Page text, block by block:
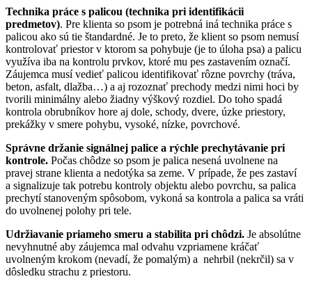
Technika práce s palicou (technika pri identifikácii
predmetov). Pre klienta so psom je potrebná iná technika práce s
palicou ako sú tie štandardné. Je to preto, že klient so psom nemusí
kontrolovať priestor v ktorom sa pohybuje (je to úloha psa) a palicu
využíva iba na kontrolu prvkov, ktoré mu pes zastavením označí.
Záujemca musí vedieť palicou identifikovať rôzne povrchy (tráva,
beton, asfalt, dlažba…) a aj rozoznať prechody medzi nimi hoci by
tvorili minimálny alebo žiadny výškový rozdiel. Do toho spadá
kontrola obrubníkov hore aj dole, schody, dvere, úzke priestory,
prekážky v smere pohybu, vysoké, nízke, povrchové.
Správne držanie signálnej palice a rýchle prechytávanie pri
kontrole. Počas chôdze so psom je palica nesená uvolnene na
pravej strane klienta a nedotýka sa zeme. V prípade, že pes zastaví
a signalizuje tak potrebu kontroly objektu alebo povrchu, sa palica
prechytí stanoveným spôsobom, vykoná sa kontrola a palica sa vráti
do uvolnenej polohy pri tele.
Udržiavanie priameho smeru a stabilita pri chôdzi. Je absolútne
nevyhnutné aby záujemca mal odvahu vzpriamene kráčať
uvolneným krokom (nevadí, že pomalým) a nehrbil (nekrčil) sa v
dôsledku strachu z priestoru.